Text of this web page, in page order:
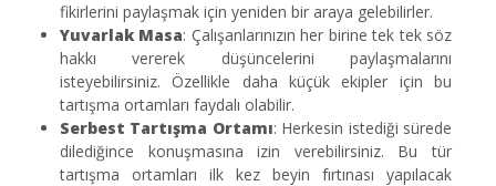
fikirlerini paylaşmak için yeniden bir araya gelebilirler.
Yuvarlak Masa: Çalışanlarınızın her birine tek tek söz
hakkı vererek düşüncelerini paylaşmalarını
isteyebilirsiniz. Özellikle daha küçük ekipler için bu
tartışma ortamları faydalı olabilir.
Serbest Tartışma Ortamı: Herkesin istediği sürede
dilediğince konuşmasına izin verebilirsiniz. Bu tür
tartışma ortamları ilk kez beyin fırtınası yapılacak